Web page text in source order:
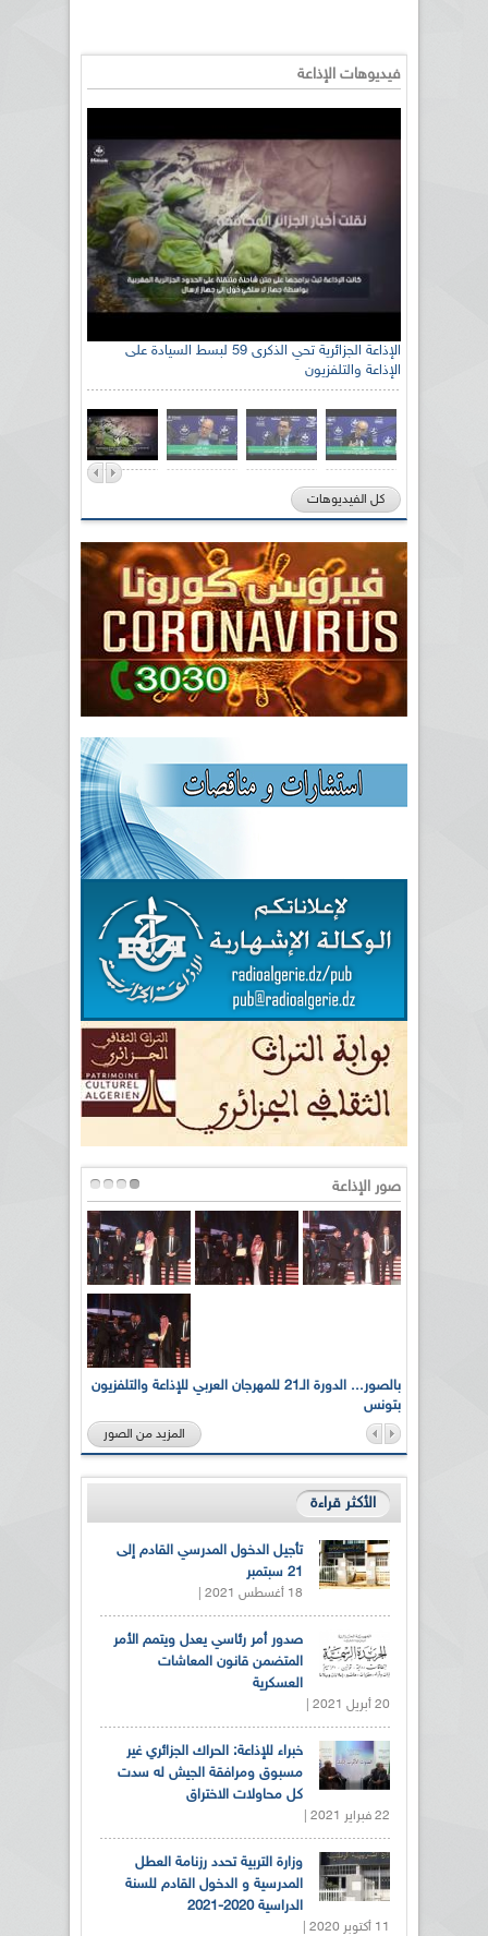
فيديوهات الإذاعة
الإذاعة الجزائرية تحي الذكرى 59 لبسط السيادة على
الإذاعة والتلفزيون
كل الفيديوهات
صور الإذاعة
بالصور... الدورة الـ21 للمهرجان العربي للإذاعة والتلفزيون
بتونس
المزيد من الصور
الأكثر قراءة
تأجيل الدخول المدرسي القادم إلى
21 سبتمبر
18 أغسطس 2021 |
صدور أمر رئاسي يعدل ويتمم الأمر
المتضمن قانون المعاشات
العسكرية
20 أبريل 2021 |
خبراء للإذاعة: الحراك الجزائري غير
مسبوق ومرافقة الجيش له سدت
كل محاولات الاختراق
22 فبراير 2021 |
وزارة التربية تحدد رزنامة العطل
المدرسية و الدخول القادم للسنة
الدراسية 2020-2021
11 أكتوبر 2020 |